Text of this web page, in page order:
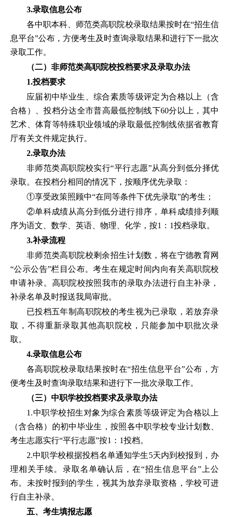
3.录取信息公布
各中职本科、师范类高职院校录取结果按时在“招生信
息平台”公布，方便考生及时查询录取结果和进行下一批次
录取工作。
（二）非师范类高职院校投档要求及录取办法
1.投档要求
应届初中毕业生、综合素质等级评定为合格以上（含
合格）、投档分达全市普高最低控制线下60分以上，其中
艺术、体育等特殊职业领域的录取最低控制线依据省教育
厅有关文件规定执行。
2.录取办法
非师范类高职院校实行“平行志愿”从高分到低分择优
录取。在投档分相同的情况下，按顺序优先录取：
①享受政策照顾中“在同等条件下优先录取”的考生；
②单科成绩从高分到低分进行排序，单科成绩排列顺
序为语文、数学、英语、物理、化学，按1：1投档录取。
3.补录流程
非师范类高职院校剩余招生计划数，将在宁德教育网
“公示公告”栏目公布。考生在规定时间内向有关高职院校
申请补录。高职院校按照我市的录取办法进行自主补录，
补录名单及时报送我局审批。
已投档五年制高职院校的考生视为已录取，若放弃录
取，不得重新录取其他高职院校，只能参加中职批次录
取。
4.录取信息公布
各高职院校录取结果按时在“招生信息平台”公布，方
便考生及时查询录取结果和进行下一批次录取工作。
（三）中职学校投档要求及录取办法
1.中职学校招生对象为综合素质等级评定为合格以上
（含合格）的初中毕业生，按照各中职学校专业计划数、
考生志愿实行“平行志愿”按1：1投档。
2.中职学校根据投档名单通知学生5天内到校报到，办
理相关手续。录取名单确认后，在“招生信息平台”上公
布。未按时报到的学生，视其为放弃录取资格，学校可进
行自主补录。
五、考生填报志愿